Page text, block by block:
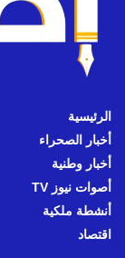
الرئيسية
أخبار الصحراء
أخبار وطنية
أصوات نيوز TV
أنشطة ملكية
اقتصاد